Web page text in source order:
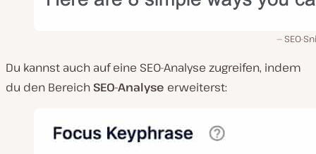
SEO-
Du kannst auch auf eine SEO-Analyse zugreifen, indem
du den Bereich SEO-Analyse erweiterst: